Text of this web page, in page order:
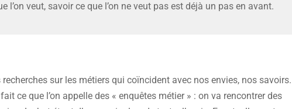
l’on veut, savoir ce que l’on ne veut pas est déjà un pas en avant.
sur les métiers qui coïncident avec nos envies, nos savoirs.
ce que l’on appelle des « enquêtes métier » : on va rencontrer des